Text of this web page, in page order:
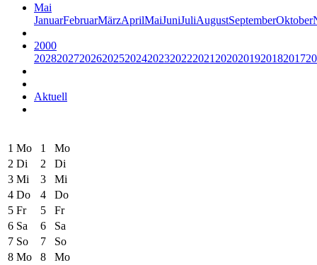
Mai
JanuarFebruarMärzAprilMaiJuniJuliAugustSeptemberOktober
2000
20282027202620252024202320222021 2020201920182017
Aktuell
1 Mo 1
Mo
2 Di 2
Di
3 Mi 3
Mi
4 Do 4
Do
5 Fr 5
Fr
6 Sa 6
Sa
7 So 7
So
8 Mo 8
Mo